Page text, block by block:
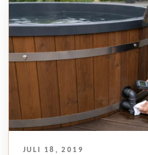
VERÖFFENTLICHT
JULI 18, 2019